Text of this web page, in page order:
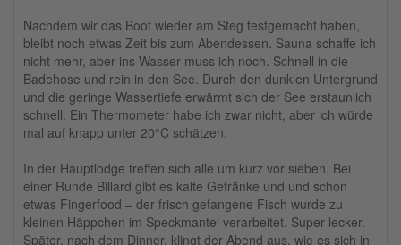
Nachdem wir das Boot wieder am Steg festgemacht haben,
bleibt noch etwas Zeit bis zum Abendessen. Sauna schaffe ich
nicht mehr, aber ins Wasser muss ich noch. Schnell in die
Badehose und rein in den See. Durch den dunklen Untergrund
und die geringe Wassertiefe erwärmt sich der See erstaunlich
schnell. Ein Thermometer habe ich zwar nicht, aber ich würde
mal auf knapp unter 20°C schätzen.
In der Hauptlodge treffen sich alle um kurz vor sieben. Bei
einer Runde Billard gibt es kalte Getränke und und schon
etwas Fingerfood – der frisch gefangene Fisch wurde zu
kleinen Häppchen im Speckmantel verarbeitet. Super lecker.
Später, nach dem Dinner, klingt der Abend aus, wie es sich in